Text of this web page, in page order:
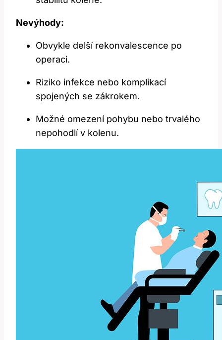
Nevýhody:
Obvykle delší rekonvalescence po
operaci.
Riziko infekce nebo komplikací
spojených se zákrokem.
Možné omezení pohybu nebo trvalého
nepohodlí v kolenu.